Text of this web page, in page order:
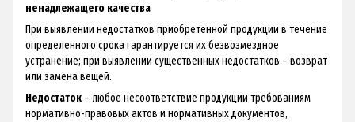
ненадлежащего качества
При выявлении недостатков приобретенной продукции в течение
определенного срока гарантируется их безвозмездное
устранение; при выявлении существенных недостатков – возврат
или замена вещей.
Недостаток – любое несоответствие продукции требованиям
нормативно-правовых актов и нормативных документов,